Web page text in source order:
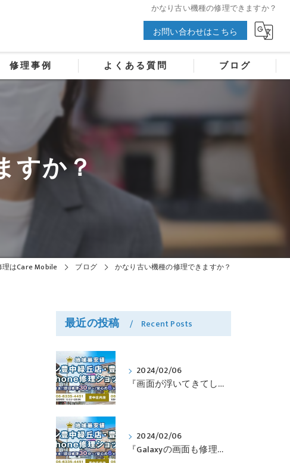
かなり古い機種の修理できますか？
お問い合わせはこちら
修理事例 よくある質問 ブログ
すか？
はCare Mobile ブログ かなり古い機種の修理できますか？
最近の投稿 Recent Posts
2024/02/06
『画面が浮いてきてしまったPixelも修理可能？』淀川区西三国よりバッテリー交換でご来店♪【Google Pixel5】
2024/02/06
『Galaxyの画面も修理できるって本当ですか？』豊中市服部本町より画面修理でご来店♪【Galaxy Note10+】